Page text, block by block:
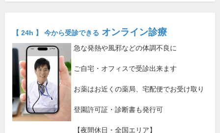
【 24h 】 今から受診できる オンライン診療
急な発熱や風邪などの体調不良に
ご自宅・オフィスで受診出来ます
お薬はお近くの薬局、宅配便でお受け取り
登園許可証・診断書も発行可
【夜間休日・全国エリア】